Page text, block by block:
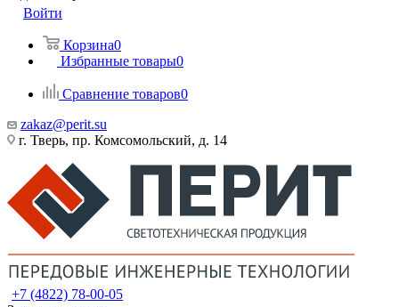
Войти
Корзина0
Избранные товары0
Сравнение товаров0
zakaz@perit.su
г. Тверь, пр. Комсомольский, д. 14
+7 (4822) 78-00-05